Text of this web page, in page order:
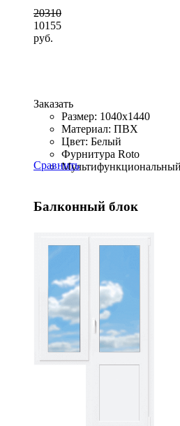
20310
10155
руб.
Заказать
Размер: 1040x1440
Материал: ПВХ
Цвет: Белый
Фурнитура Roto
Мультифункциональный
Сравнить
Балконный блок